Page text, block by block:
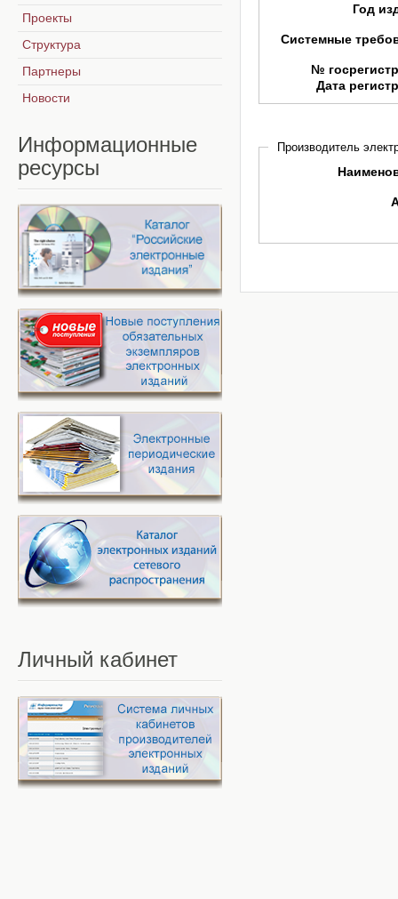
Год
Системные
№
Дата
Производитель
Проекты
Структура
Партнеры
Новости
Информационные
ресурсы
Личный кабинет